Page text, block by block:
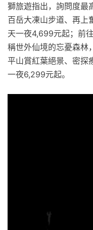
獅旅遊指出，詢問度最
百岳大凍山步道、再上
天一夜4,699元起；前
稱世外仙境的忘憂森林
平山賞紅葉絕景、密探
一夜6,299元起。